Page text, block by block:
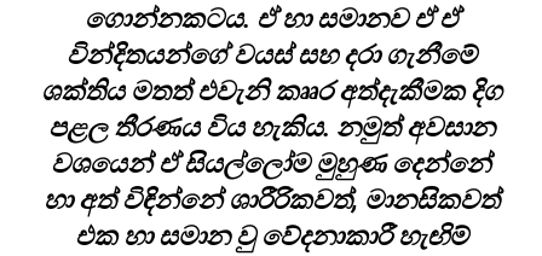
ගොන්නකටය. ඒ හා සමානව ඒ ඒ
වින්දිතයන්ගේ වයස් සහ දරා ගැනීමේ
ශක්තිය මතත් එවැනි කෲර අත්දැකීමක දිග
පළල තීරණය විය හැකිය. නමුත් අවසාන
වශයෙන් ඒ සියල්ලෝම මුහුණ දෙන්නේ
හා අත් විඳින්නේ ශාරීරිකවත්, මානසිකවත්
එක හා සමාන වු වේදනාකාරී හැඟිම්